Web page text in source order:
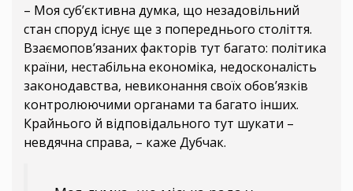
– Моя суб’єктивна думка, що незадовільний
стан споруд існує ще з попереднього століття.
Взаємопов’язаних факторів тут багато: політика
країни, нестабільна економіка, недосконалість
законодавства, невиконання своїх обов’язків
контролюючими органами та багато інших.
Крайнього й відповідального тут шукати –
невдячна справа, – каже Дубчак.